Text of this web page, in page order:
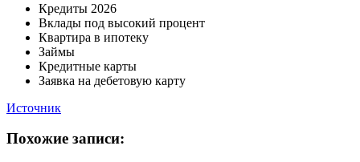
Кредиты 2026
Вклады под высокий процент
Квартира в ипотеку
Займы
Кредитные карты
Заявка на дебетовую карту
Источник
Похожие записи: